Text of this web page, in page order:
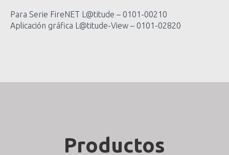
Para Serie FireNET L@titude – 0101-00210
Aplicación gráfica L@titude-View – 0101-02820
Productos